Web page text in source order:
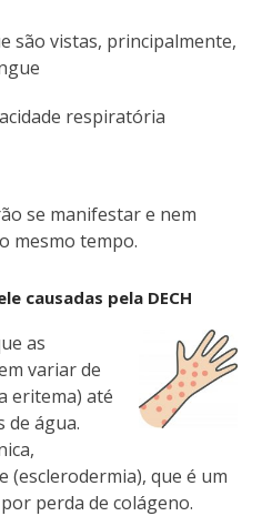
são vistas, principalmente,
respiratória
se manifestar e nem
mesmo tempo.
causadas pela DECH
as
variar de
eritema) até
de água.
(esclerodermia), que é um
perda de colágeno.